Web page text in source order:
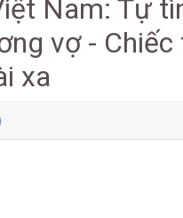
Nam: Tự
vợ - Chiếc
xa